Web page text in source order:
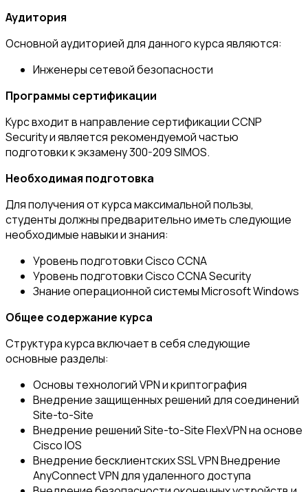
Аудитория
Основной аудиторией для данного курса являются:
Инженеры сетевой безопасности
Программы сертификации
Курс входит в направление сертификации CCNP
Security и является рекомендуемой частью
подготовки к экзамену 300-209 SIMOS.
Необходимая подготовка
Для получения от курса максимальной пользы,
студенты должны предварительно иметь следующие
необходимые навыки и знания:
Уровень подготовки Cisco CCNA
Уровень подготовки Cisco CCNA Security
Знание операционной системы Microsoft Windows
Общее содержание курса
Структура курса включает в себя следующие
основные разделы:
Основы технологий VPN и криптография
Внедрение защищенных решений для соединений
Site-to-Site
Внедрение решений Site-to-Site FlexVPN на основе
Cisco IOS
Внедрение бесклиентских SSL VPN Внедрение
AnyConnect VPN для удаленного доступа